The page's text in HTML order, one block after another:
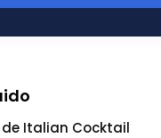
Italian Cocktail